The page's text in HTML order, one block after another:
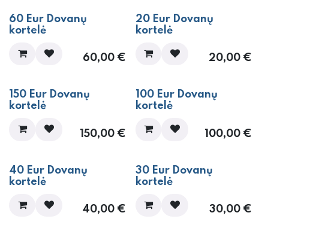
60 Eur Dovanų
kortelė
60,00€
20 Eur Dovanų
kortelė
20,00€
150 Eur Dovanų
kortelė
150,00€
100 Eur Dovanų
kortelė
100,00€
40 Eur Dovanų
kortelė
40,00€
30 Eur Dovanų
kortelė
30,00€